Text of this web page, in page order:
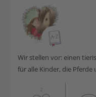
Wir stellen vor: einen
für alle Kinder, die Pferde
2